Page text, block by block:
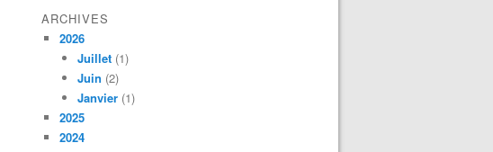
ARCHIVES
2026
Juillet (1)
Juin (2)
Janvier (1)
2025
2024